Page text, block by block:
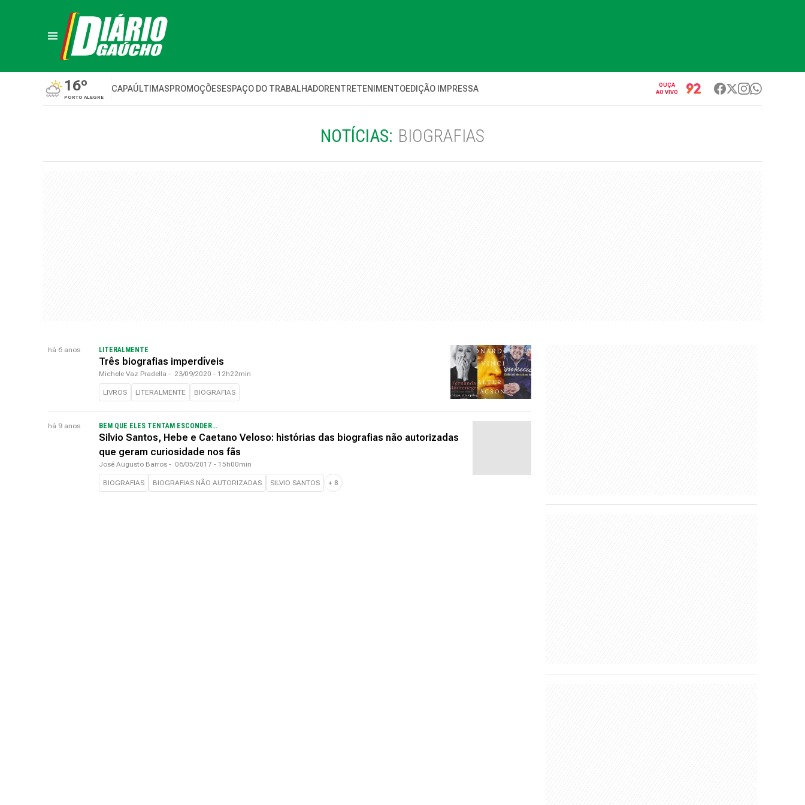
16º
PORTO ALEGRE
CAPAÚLTIMASPROMOÇÕESESPAÇO DO TRABALHADORENTRETENIMENTOEDIÇÃO IMPRESSA
OUÇA
AO VIVO
NOTÍCIAS: BIOGRAFIAS
há 6 anos LITERALMENTE
Três biografias imperdíveis
Michele Vaz Pradella - 23/09/2020 - 12h22min
LIVROS LITERALMENTE BIOGRAFIAS
há 9 anos BEM QUE ELES TENTAM ESCONDER...
Silvio Santos, Hebe e Caetano Veloso: histórias das biografias não autorizadas
que geram curiosidade nos fãs
José Augusto Barros - 06/05/2017 - 15h00min
BIOGRAFIAS BIOGRAFIAS NÃO AUTORIZADAS SILVIO SANTOS + 8